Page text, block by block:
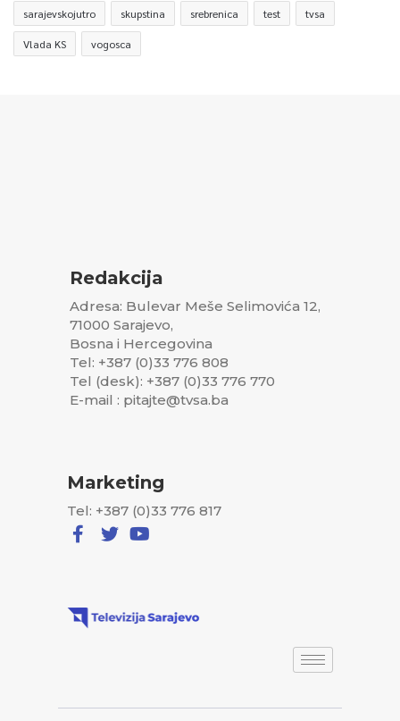
sarajevskojutro skupstina srebrenica test tvsa
Vlada KS vogosca
Redakcija
Adresa: Bulevar Meše Selimovića 12,
71000 Sarajevo,
Bosna i Hercegovina
Tel: +387 (0)33 776 808
Tel (desk): +387 (0)33 776 770
E-mail : pitajte@tvsa.ba
Marketing
Tel: +387 (0)33 776 817